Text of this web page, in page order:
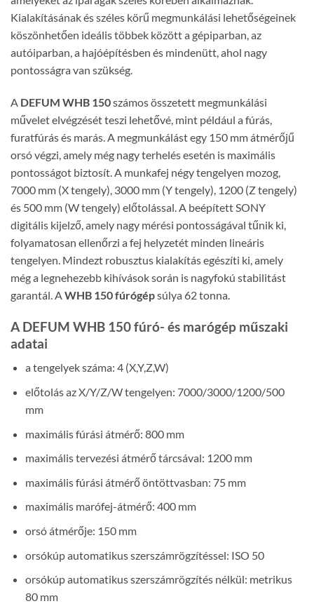
Kialakításának és széles körű megmunkálási lehetőségeinek
köszönhetően ideális többek között a gépiparban, az
autóiparban, a hajóépítésben és mindenütt, ahol nagy
pontosságra van szükség.
A DEFUM WHB 150számos összetett megmunkálási
művelet elvégzését teszi lehetővé, mint például a fúrás,
furatfúrás és marás. A megmunkálást egy 150 mm átmérőjű
orsó végzi, amely még nagy terhelés esetén is maximális
pontosságot biztosít. A munkafej négy tengelyen mozog,
7000 mm (X tengely), 3000 mm (Y tengely), 1200 (Z tengely)
és 500 mm (W tengely) előtolással. A beépített SONY
digitális kijelző, amely nagy mérési pontosságával tűnik ki,
folyamatosan ellenőrzi a fej helyzetét minden lineáris
tengelyen. Mindezt robusztus kialakítás egészíti ki, amely
még a legnehezebb kihívások során is nagyfokú stabilitást
garantál. AWHB 150 fúrógépsúlya 62 tonna.
A DEFUM WHB 150 fúró- és marógép műszaki
adatai
a tengelyek száma: 4 (X,Y,Z,W)
előtolás az X/Y/Z/W tengelyen: 7000/3000/1200/500
mm
maximális fúrási átmérő: 800 mm
maximális tervezési átmérő tárcsával: 1200 mm
maximális fúrási átmérő öntöttvasban: 75 mm
maximális marófej-átmérő: 400 mm
orsó átmérője: 150 mm
orsókúp automatikus szerszámrögzítéssel: ISO 50
orsókúp automatikus szerszámrögzítés nélkül: metrikus
80 mm